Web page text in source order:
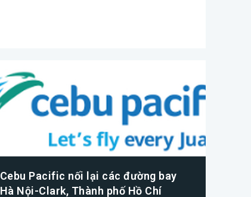
Cebu Pacific nối lại các đường bay
Hà Nội-Clark, Thành phố Hồ Chí